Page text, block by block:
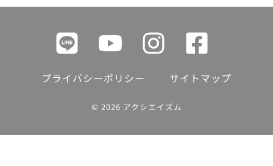
プライバシーポリシー サイトマップ
© 2026 アクシエイズム